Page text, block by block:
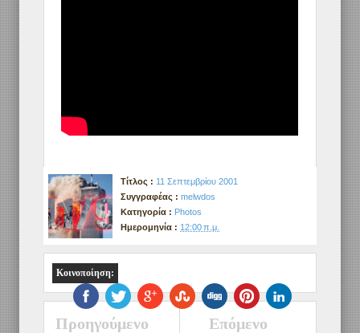
Tίτλος : 11 Σεπτεμβρίου 2001
Συγγραφέας : melwdos
Κατηγορία : Photos
Ημερομηνία : 12:00 π.μ.
Κοινοποίηση:
Επόμενο
Προηγούμενο